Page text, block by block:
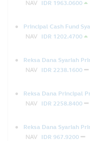
NAV IDR 1963.0600
Principal Cash Fund
NAV
IDR 1202.4700
Reksa Dana Syariah
NAV
IDR 2238.1600
Reksa Dana Principal
NAV
IDR 2258.8400
Reksa Dana Syariah
NAV
IDR 967.9200